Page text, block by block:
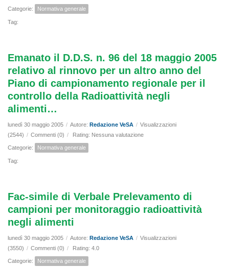
Categorie: Normativa generale
Tag:
Emanato il D.D.S. n. 96 del 18 maggio 2005
relativo al rinnovo per un altro anno del
Piano di campionamento regionale per il
controllo della Radioattività negli
alimenti…
lunedì 30 maggio 2005 / Autore: Redazione VeSA / Visualizzazioni
(2544) / Commenti (0) / Rating: Nessuna valutazione
Categorie: Normativa generale
Tag:
Fac-simile di Verbale Prelevamento di
campioni per monitoraggio radioattività
negli alimenti
lunedì 30 maggio 2005 / Autore: Redazione VeSA / Visualizzazioni
(3550) / Commenti (0) / Rating: 4.0
Categorie: Normativa generale